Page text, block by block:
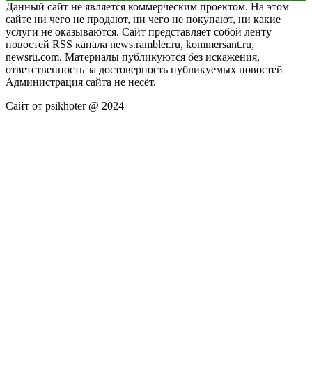
Данный сайт не является коммерческим проектом. На этом
сайте ни чего не продают, ни чего не покупают, ни какие
услуги не оказываются. Сайт представляет собой ленту
новостей RSS канала news.rambler.ru, kommersant.ru,
newsru.com. Материалы публикуются без искажения,
ответственность за достоверность публикуемых новостей
Администрация сайта не несёт.
Сайт от psikhoter @ 2024